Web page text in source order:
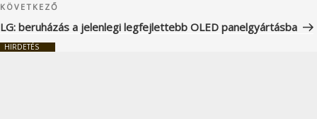
Következő
bejegyzés
KÖVETKEZŐ
LG: beruházás a jelenlegi legfejlettebb OLED panelgyártásba
HIRDETÉS